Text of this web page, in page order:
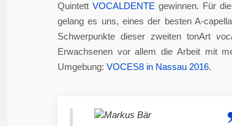
Quintett VOCALDENTE gewinnen. Für
gelang es uns, eines der besten A-
Schwerpunkte dieser zweiten tonArt
Erwachsenen vor allem die Arbeit mit
Umgebung: VOCES8 in Nassau 2016.